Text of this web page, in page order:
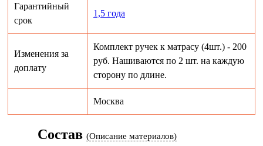
Гарантийный
срок
1,5 года
Изменения за
доплату
Комплект ручек к матрасу (4шт.) - 200
руб. Нашиваются по 2 шт. на каждую
сторону по длине.
Москва
Состав (Описание материалов)